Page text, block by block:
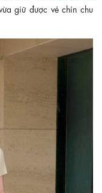
giữ được vẻ chỉn chu